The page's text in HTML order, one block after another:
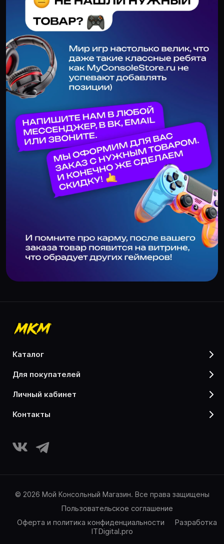
каталог
для покупателей
личный кабинет
контакты
© 2026 Мой Консольный Магазин. Все права защищены
Пользовательское соглашение
Оферта и политика конфиденциальности
Разработка
ITDigital.pro